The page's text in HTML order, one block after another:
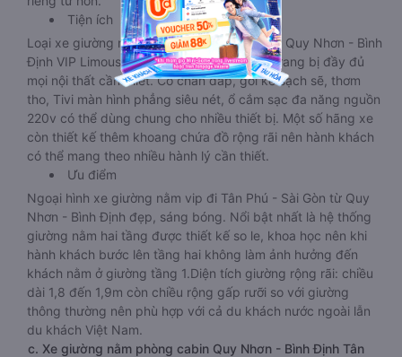
Tiện ích
Loại xe giường nằm đi Tân Phú - Sài Gòn từ Quy Nhơn - Bình
Định VIP Limousine 32 - 34 chỗ này được trang bị đầy đủ
mọi nội thất cần thiết. Có chăn đắp, gối kê sạch sẽ, thơm
tho, Tivi màn hình phẳng siêu nét, ổ cắm sạc đa năng nguồn
220v có thể dùng chung cho nhiều thiết bị. Một số hãng xe
còn thiết kế thêm khoang chứa đồ rộng rãi nên hành khách
có thể mang theo nhiều hành lý cần thiết.
Ưu điểm
Ngoại hình xe giường nằm vip đi Tân Phú - Sài Gòn từ Quy
Nhơn - Bình Định đẹp, sáng bóng. Nổi bật nhất là hệ thống
giường nằm hai tầng được thiết kế so le, khoa học nên khi
hành khách bước lên tầng hai không làm ảnh hưởng đến
khách nằm ở giường tầng 1.Diện tích giường rộng rãi: chiều
dài 1,8 đến 1,9m còn chiều rộng gấp rưỡi so với giường
thông thường nên phù hợp với cả du khách nước ngoài lẫn
du khách Việt Nam.
c. Xe giường nằm phòng cabin Quy Nhơn - Bình Định Tân